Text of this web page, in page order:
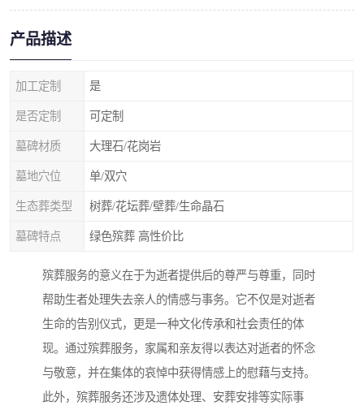
产品描述
加工定制 是
是否定制 可定制
墓碑材质 大理石/花岗岩
墓地穴位 单/双穴
生态葬类型 树葬/花坛葬/壁葬/生命晶石
墓碑特点 绿色殡葬 高性价比
殡葬服务的意义在于为逝者提供后的尊严与尊重，同时
帮助生者处理失去亲人的情感与事务。它不仅是对逝者
生命的告别仪式，更是一种文化传承和社会责任的体
现。通过殡葬服务，家属和亲友得以表达对逝者的怀念
与敬意，并在集体的哀悼中获得情感上的慰藉与支持。
此外，殡葬服务还涉及遗体处理、安葬安排等实际事